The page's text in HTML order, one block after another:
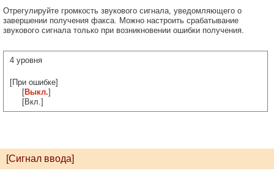
Отрегулируйте громкость звукового сигнала, уведомляющего о
завершении получения факса. Можно настроить срабатывание
звукового сигнала только при возникновении ошибки получения.
4 уровня
[При ошибке]
[Выкл.]
[Вкл.]
[Сигнал ввода]